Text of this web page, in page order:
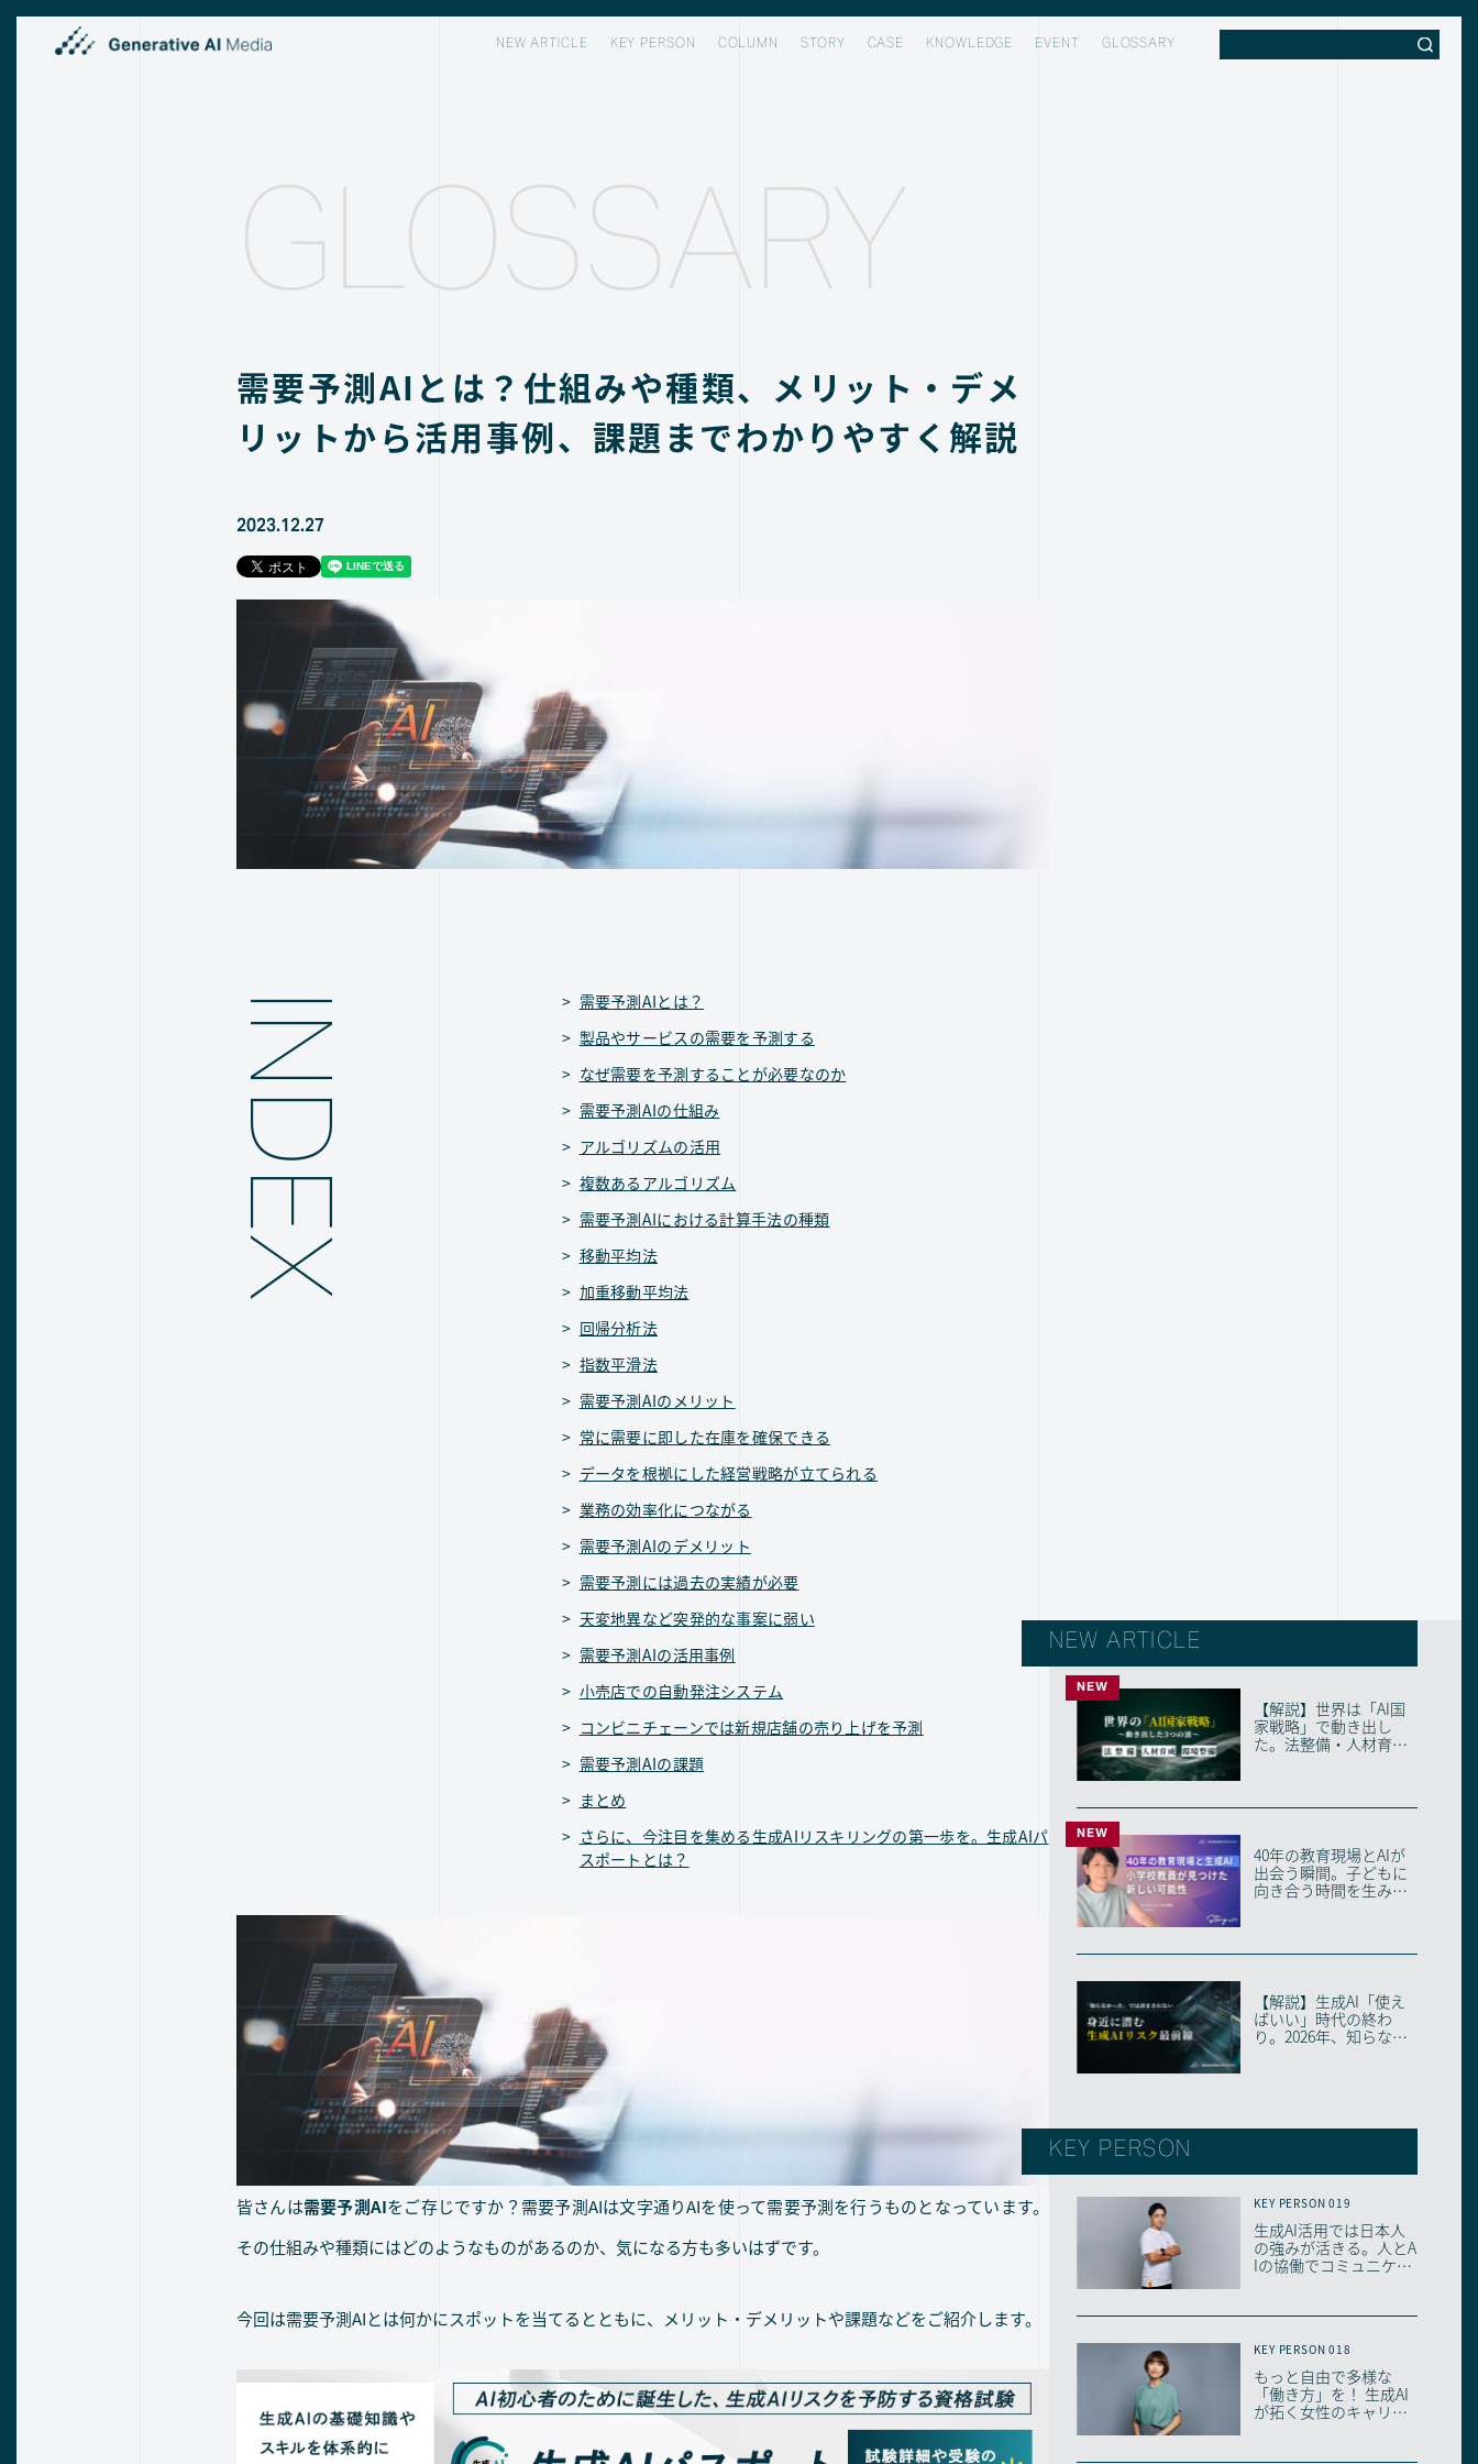
NEW ARTICLE KEY PERSON COLUMN STORY CASE KNOWLEDGE EVENT GLOSSARY
GLOSSARY
需要予測AIとは？仕組みや種類、メリット・デメ
リットから活用事例、課題までわかりやすく解説
2023.12.27
INDEX
需要予測AIとは？
製品やサービスの需要を予測する
なぜ需要を予測することが必要なのか
需要予測AIの仕組み
アルゴリズムの活用
複数あるアルゴリズム
需要予測AIにおける計算手法の種類
移動平均法
加重移動平均法
回帰分析法
指数平滑法
需要予測AIのメリット
常に需要に即した在庫を確保できる
データを根拠にした経営戦略が立てられる
業務の効率化につながる
需要予測AIのデメリット
需要予測には過去の実績が必要
天変地異など突発的な事案に弱い
需要予測AIの活用事例
小売店での自動発注システム
コンビニチェーンでは新規店舗の売り上げを予測
需要予測AIの課題
まとめ
さらに、今注目を集める生成AIリスキリングの第一歩を。生成AIパ
スポートとは？
皆さんは需要予測AIをご存じですか？需要予測AIは文字通りAIを使って需要予測を行うものとなっています。
その仕組みや種類にはどのようなものがあるのか、気になる方も多いはずです。
今回は需要予測AIとは何かにスポットを当てるとともに、メリット・デメリットや課題などをご紹介します。
NEW ARTICLE
NEW
【解説】世界は「AI国
家戦略」で動き出し
た。法整備・人材育
NEW
40年の教育現場とAIが
出会う瞬間。子どもに
向き合う時間を生み出
【解説】生成AI「使え
ばいい」時代の終わ
り。2026年、知らない
KEY PERSON
KEY PERSON 019
生成AI活用では日本人
の強みが活きる。人とA
Iの協働でコミュニケー
KEY PERSON 018
もっと自由で多様な
「働き⽅」を！ 生成AI
が拓く女性のキャリア